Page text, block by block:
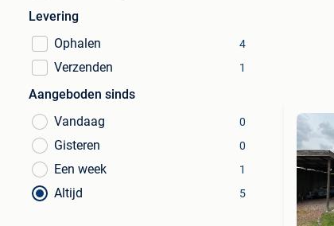
Levering
Ophalen
4
Verzenden 1
Aangeboden sinds
Vandaag
0
Gisteren 0
Een week 1
Altijd 5